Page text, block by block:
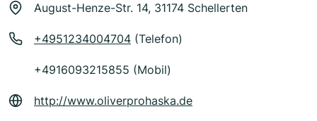
August-Henze-Str. 14, 31174 Schellerten
+4951234004704 (Telefon)
+4916093215855 (Mobil)
http://www.oliverprohaska.de